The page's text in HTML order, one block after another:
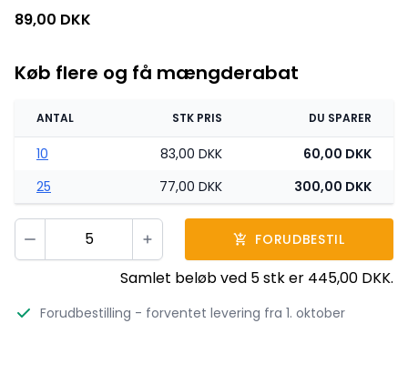
89,00 DKK
Køb flere og få mængderabat
ANTAL STK PRIS DU SPARER
10 83,00 DKK
60,00 DKK
25
77,00 DKK 300,00 DKK
Vælg antal
Plus FORUDBESTIL
Samlet beløb ved 5stk er 445,00 DKK.
Forudbestilling - forventet levering fra 1. oktober